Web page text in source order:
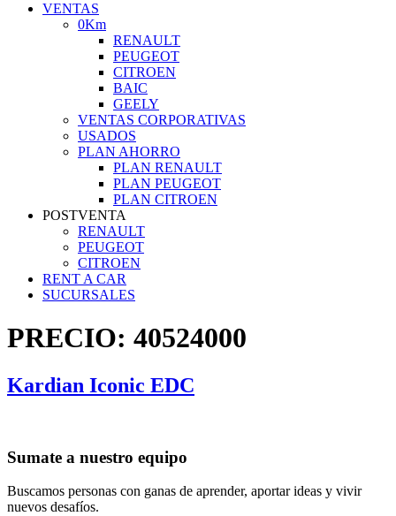
VENTAS
0Km
RENAULT
PEUGEOT
CITROEN
BAIC
GEELY
VENTAS CORPORATIVAS
USADOS
PLAN AHORRO
PLAN RENAULT
PLAN PEUGEOT
PLAN CITROEN
POSTVENTA
RENAULT
PEUGEOT
CITROEN
RENT A CAR
SUCURSALES
PRECIO: 40524000
Kardian Iconic EDC
Sumate a nuestro equipo
Buscamos personas con ganas de aprender, aportar ideas y vivir
nuevos desafíos.